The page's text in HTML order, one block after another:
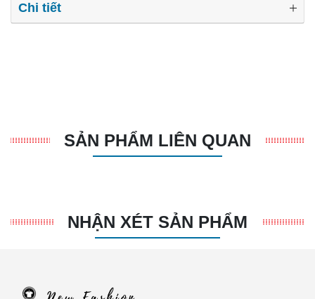
Chi tiết
SẢN PHẨM LIÊN QUAN
NHẬN XÉT SẢN PHẨM